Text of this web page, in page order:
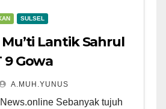
SULSEL
Lantik Sahrul
9 Gowa
A.MUH.YUNUS
Sebanyak tujuh